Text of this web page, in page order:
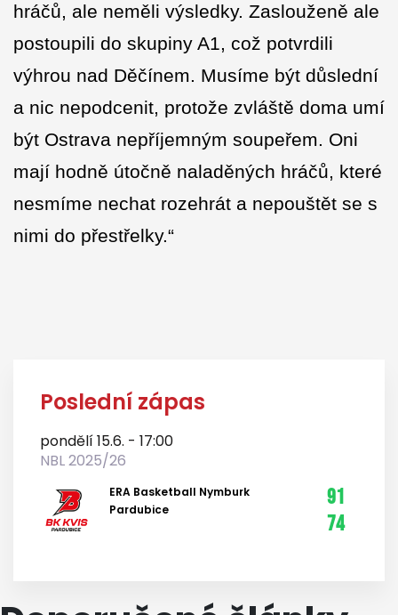
hráčů, ale neměli výsledky. Zaslouženě ale
postoupili do skupiny A1, což potvrdili
výhrou nad Děčínem. Musíme být důslední
a nic nepodcenit, protože zvláště doma umí
být Ostrava nepříjemným soupeřem. Oni
mají hodně útočně naladěných hráčů, které
nesmíme nechat rozehrát a nepouštět se s
nimi do přestřelky.“
Poslední zápas
pondělí 15.6. - 17:00
NBL 2025/26
ERA Basketball Nymburk
Pardubice
91
74